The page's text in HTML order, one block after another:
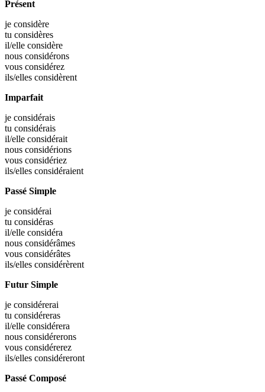
Présent
je considère
tu considères
il/elle considère
nous considérons
vous considérez
ils/elles considèrent
Imparfait
je considérais
tu considérais
il/elle considérait
nous considérions
vous considériez
ils/elles considéraient
Passé Simple
je considérai
tu considéras
il/elle considéra
nous considérâmes
vous considérâtes
ils/elles considérèrent
Futur Simple
je considérerai
tu considéreras
il/elle considérera
nous considérerons
vous considérerez
ils/elles considéreront
Passé Composé